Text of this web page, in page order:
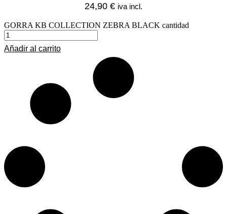
24,90 € iva incl.
GORRA KB COLLECTION ZEBRA BLACK cantidad
Añadir al carrito